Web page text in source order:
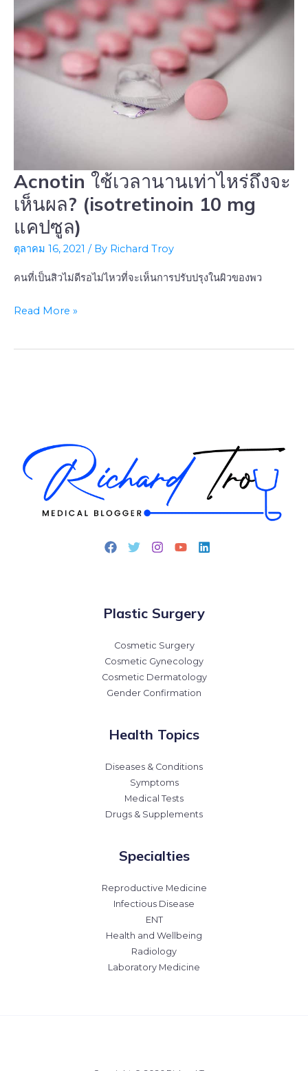
ละเอียด
ของ
ยา
Acnotin ใช้เวลานานเท่าไหร่ถึงจะ
เห็นผล? (isotretinoin 10 mg
แคปซูล)
ตุลาคม 16, 2021 / By Richard Troy
คนที่เป็นสิวไม่ดีรอไม่ไหวที่จะเห็นการปรับปรุงในผิวของพว
Acnotin
ใช้
นาน
เท่า
ไหร่
จะ
Read More »
Plastic Surgery
Cosmetic Surgery
Cosmetic Gynecology
Cosmetic Dermatology
Gender Confirmation
Health Topics
Diseases & Conditions
Symptoms
Medical Tests
Drugs & Supplements
Specialties
Reproductive Medicine
Infectious Disease
ENT
Health and Wellbeing
Radiology
Laboratory Medicine